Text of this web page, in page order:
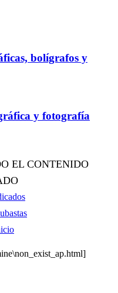
bolígrafos y
y fotografía
EL CONTENIDO